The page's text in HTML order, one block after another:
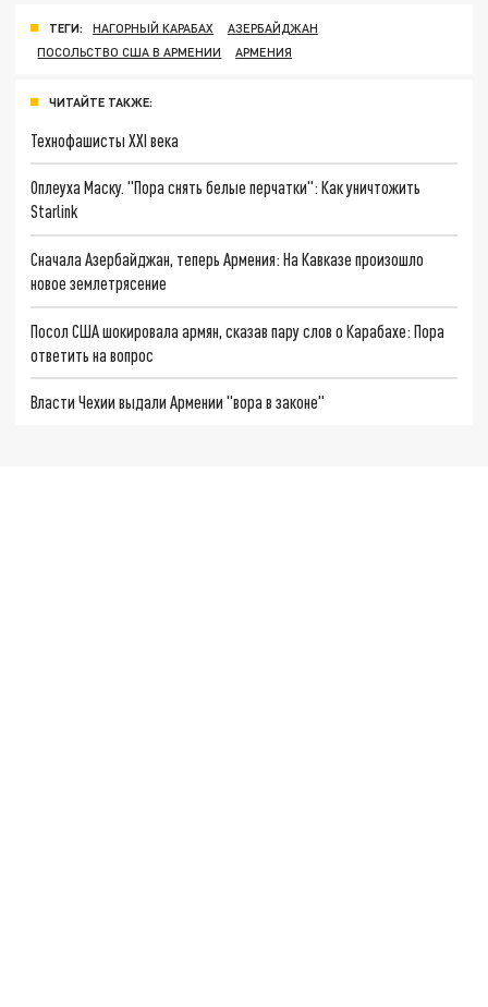
ТЕГИ: НАГОРНЫЙ КАРАБАХ
АЗЕРБАЙДЖАН
ПОСОЛЬСТВО США В АРМЕНИИ
АРМЕНИЯ
ЧИТАЙТЕ ТАКЖЕ:
Технофашисты XXI века
Оплеуха Маску. "Пора снять белые перчатки": Как уничтожить
Starlink
Сначала Азербайджан, теперь Армения: На Кавказе произошло
новое землетрясение
Посол США шокировала армян, сказав пару слов о Карабахе: Пора
ответить на вопрос
Власти Чехии выдали Армении "вора в законе"